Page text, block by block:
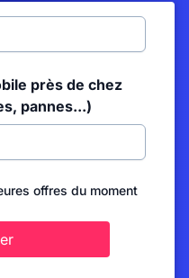
près de chez
pannes...)
offres du moment